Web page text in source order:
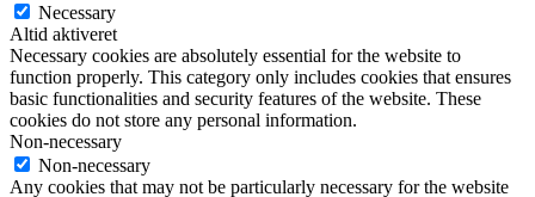
Necessary
Altid aktiveret
Necessary cookies are absolutely essential for the website to
function properly. This category only includes cookies that ensures
basic functionalities and security features of the website. These
cookies do not store any personal information.
Non-necessary
Non-necessary
Any cookies that may not be particularly necessary for the website